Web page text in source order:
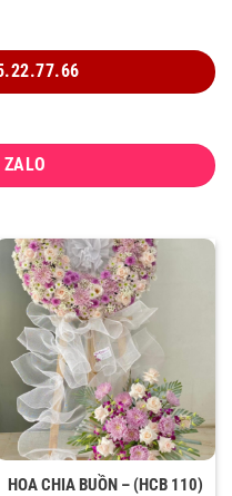
HOA CHIA BUỒN – (HCB 110)